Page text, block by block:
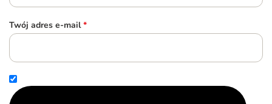
Twój adres e-mail *